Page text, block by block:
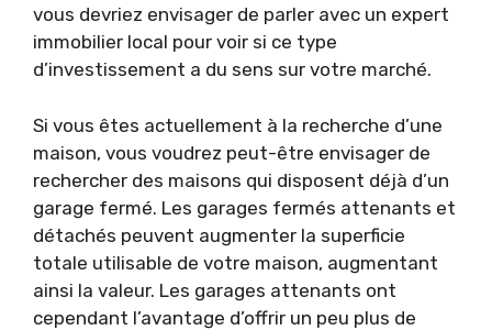
vous devriez envisager de parler avec un expert
immobilier local pour voir si ce type
d’investissement a du sens sur votre marché.
Si vous êtes actuellement à la recherche d’une
maison, vous voudrez peut-être envisager de
rechercher des maisons qui disposent déjà d’un
garage fermé. Les garages fermés attenants et
détachés peuvent augmenter la superficie
totale utilisable de votre maison, augmentant
ainsi la valeur. Les garages attenants ont
cependant l’avantage d’offrir un peu plus de